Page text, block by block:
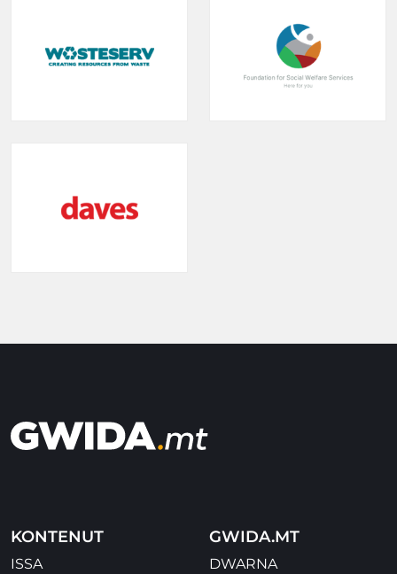
KONTENUT
ISSA
GWIDA.MT
DWARNA